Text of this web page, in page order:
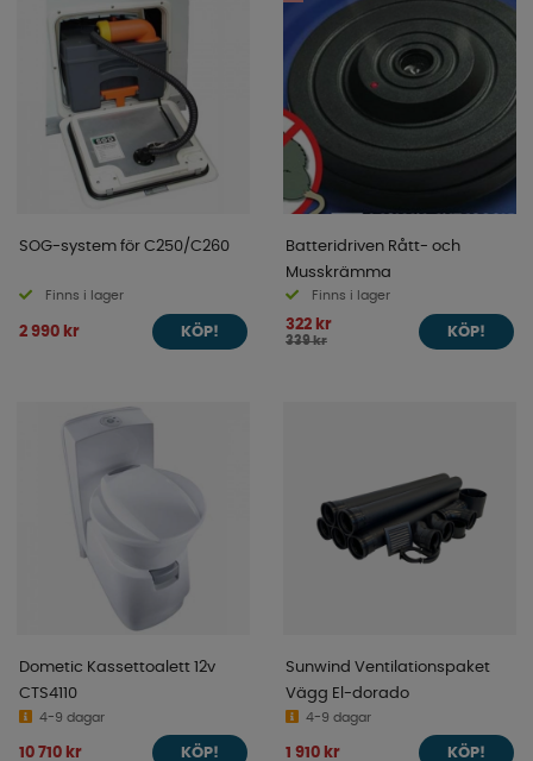
SOG-system för C250/C260
Finns i lager
2 990 kr KÖP!
Batteridriven Rått- och
Musskrämma
Finns i lager
322 kr
339 kr
KÖP!
Dometic Kassettoalett 12v
CTS4110
4-9 dagar
10 710 kr KÖP!
Sunwind Ventilationspaket
Vägg El-dorado
4-9 dagar
1 910 kr KÖP!